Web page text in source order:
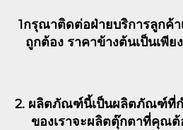
1กรุณาติดต่อฝ่ายบริการลูกค้า
ถูกต้อง ราคาข้างต้นเป็นเพีย
2. ผลิตภัณฑ์นี้เป็นผลิตภัณฑ์ที่ก
ของเราจะผลิตตุ๊กตาที่คุณต้